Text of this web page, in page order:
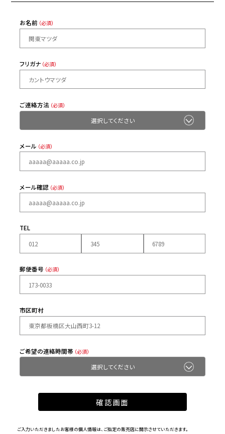
お名前 （必須）
フリガナ （必須）
ご連絡方法 （必須）
メール （必須）
メール確認 （必須）
TEL
郵便番号 （必須）
市区町村
ご希望の連絡時間帯 （必須）
ご入力いただきましたお客様の個人情報は、ご指定の販売店に開示させていただきます。